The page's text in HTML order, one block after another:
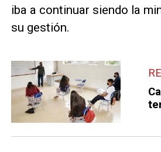
iba a continuar siendo la
su gestión.